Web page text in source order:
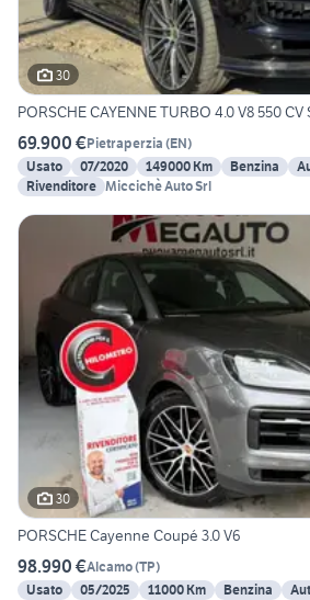
30
PORSCHE CAYENNE TURBO 4.0 V8 550 CV
69.900 €Pietraperzia (EN)
Usato
07/2020 149000 Km Benzina
Rivenditore Miccichè Auto Srl
30
PORSCHE Cayenne Coupé 3.0 V6
98.990 €Alcamo(TP)
Usato
05/2025 11000 Km Benzina